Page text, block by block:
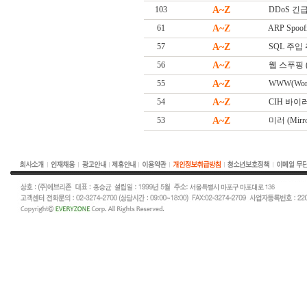
103
A~Z
DDoS 긴
61
A~Z
ARP
57
A~Z
SQL 주입
56
A~Z
웹 스푸핑
55
A~Z
54
A~Z
CIH 바이
53
A~Z 미러